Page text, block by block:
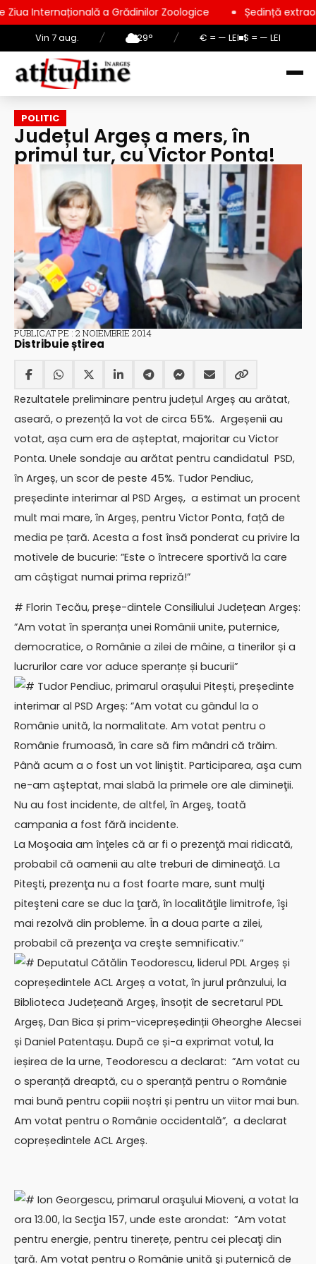
Vin 7 aug. / 29° / € = — LEI $ = — LEI
a Grădinilor Zoologice Ședință extraordinară la
POLITIC
Județul Argeș a mers, în
primul tur, cu Victor Ponta!
PUBLICAT PE : 2 NOIEMBRIE 2014
Distribuie știrea
Rezultatele preliminare pentru județul Argeș au arătat,
aseară, o prezență la vot de circa 55%. Argeșenii au
votat, așa cum era de așteptat, majoritar cu Victor
Ponta. Unele sondaje au arătat pentru candidatul PSD,
în Argeș, un scor de peste 45%. Tudor Pendiuc,
președinte interimar al PSD Argeș, a estimat un procent
mult mai mare, în Argeș, pentru Victor Ponta, față de
media pe țară. Acesta a fost însă ponderat cu privire la
motivele de bucurie: ”Este o întrecere sportivă la care
am câștigat numai prima repriză!”
# Florin Tecău, preșe-dintele Consiliului Județean Argeș:
”Am votat în speranța unei Românii unite, puternice,
democratice, o Românie a zilei de mâine, a tinerilor și a
lucrurilor care vor aduce speranțe și bucurii”
# Tudor Pendiuc, primarul orașului Pitești, președinte
interimar al PSD Argeș: ”Am votat cu gândul la o
Românie unită, la normalitate. Am votat pentru o
Românie frumoasă, în care să fim mândri că trăim.
Până acum a o fost un vot liniştit. Participarea, aşa cum
ne-am aşteptat, mai slabă la primele ore ale dimineţii.
Nu au fost incidente, de altfel, în Argeş, toată
campania a fost fără incidente.
La Moşoaia am înţeles că ar fi o prezenţă mai ridicată,
probabil că oamenii au alte treburi de dimineaţă. La
Piteşti, prezenţa nu a fost foarte mare, sunt mulţi
piteşteni care se duc la ţară, în localităţile limitrofe, îşi
mai rezolvă din probleme. În a doua parte a zilei,
probabil că prezenţa va creşte semnificativ.”
# Deputatul Cătălin Teodorescu, liderul PDL Argeș și
copreședintele ACL Argeș a votat, în jurul prânzului, la
Biblioteca Județeană Argeș, însoțit de secretarul PDL
Argeș, Dan Bica și prim-vicepreședinții Gheorghe Alecsei
și Daniel Patentașu. După ce și-a exprimat votul, la
ieșirea de la urne, Teodorescu a declarat: ”Am votat cu
o speranță dreaptă, cu o speranță pentru o Românie
mai bună pentru copiii noștri și pentru un viitor mai bun.
Am votat pentru o Românie occidentală”, a declarat
copreședintele ACL Argeș.
# Ion Georgescu, primarul oraşului Mioveni, a votat la
ora 13.00, la Secţia 157, unde este arondat: ”Am votat
pentru energie, pentru tinerețe, pentru cei plecaţi din
ţară. Am votat pentru o Românie unită şi puternică de